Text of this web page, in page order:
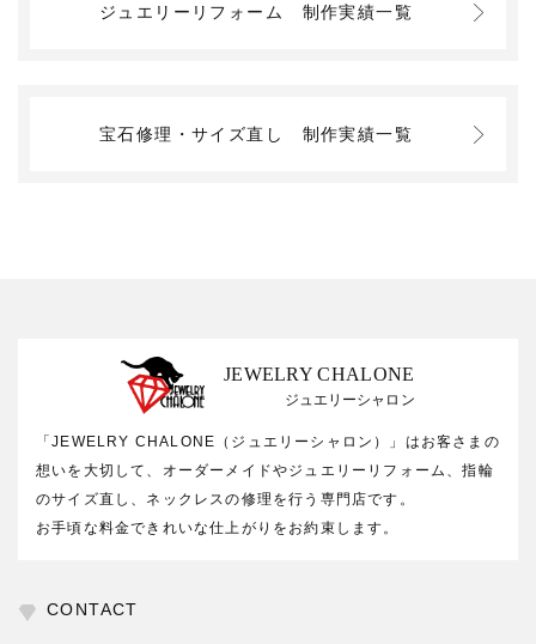
ジュエリーリフォーム 制作実績一覧
宝石修理・サイズ直し 制作実績一覧
JEWELRY CHALONE
ジュエリーシャロン
「JEWELRY CHALONE（ジュエリーシャロン）」はお客さまの
想いを大切して、オーダーメイドやジュエリーリフォーム、指輪
のサイズ直し、ネックレスの修理を行う専門店です。
お手頃な料金できれいな仕上がりをお約束します。
CONTACT